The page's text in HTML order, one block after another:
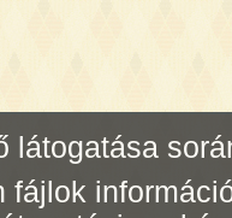
fájlok